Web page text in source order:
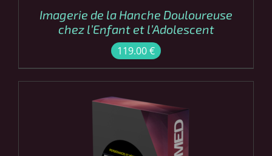
Imagerie de la Hanche Douloureuse
chez l’Enfant et l’Adolescent
119.00€